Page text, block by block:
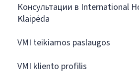
Консультации в International
Klaipėda
VMI teikiamos paslaugos
VMI kliento profilis